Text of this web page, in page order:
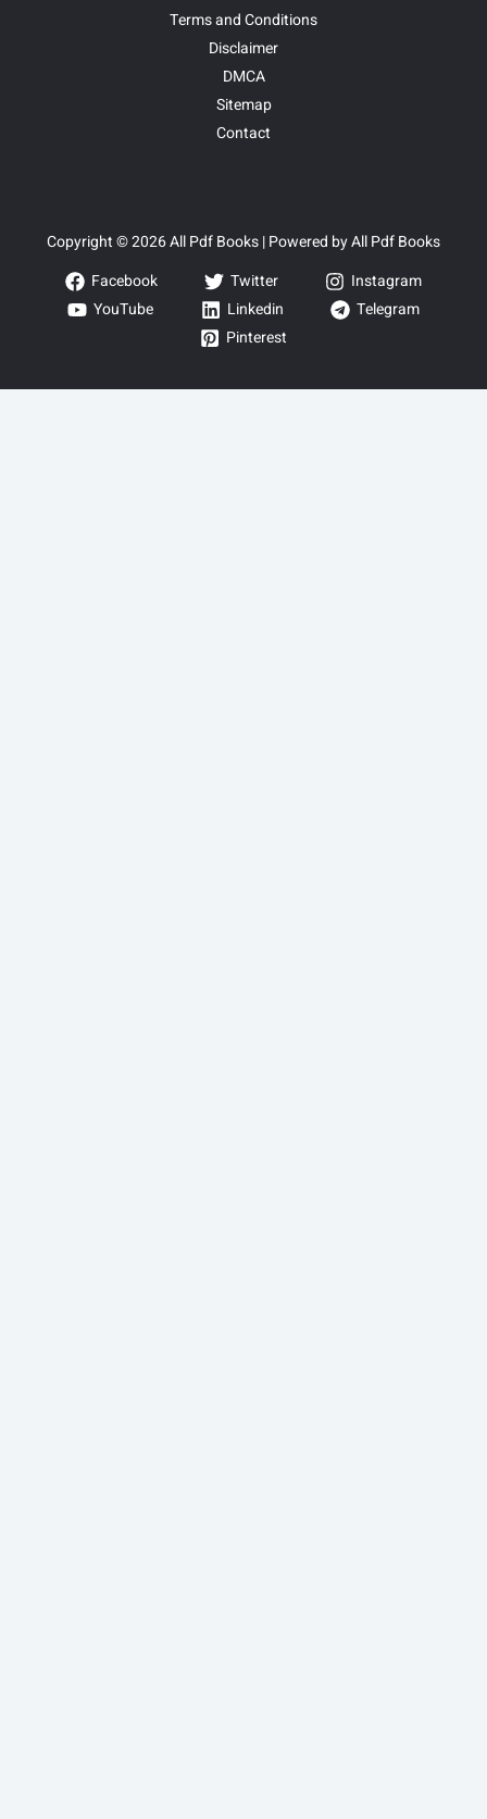
Terms and Conditions
Disclaimer
DMCA
Sitemap
Contact
Copyright © 2026 All Pdf Books | Powered by All Pdf Books
Facebook
Twitter
Instagram
YouTube
Linkedin
Telegram
Pinterest